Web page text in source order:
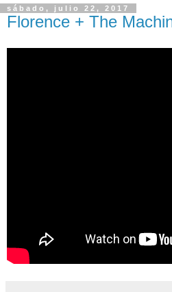
sábado, julio 22, 2017
Florence + The